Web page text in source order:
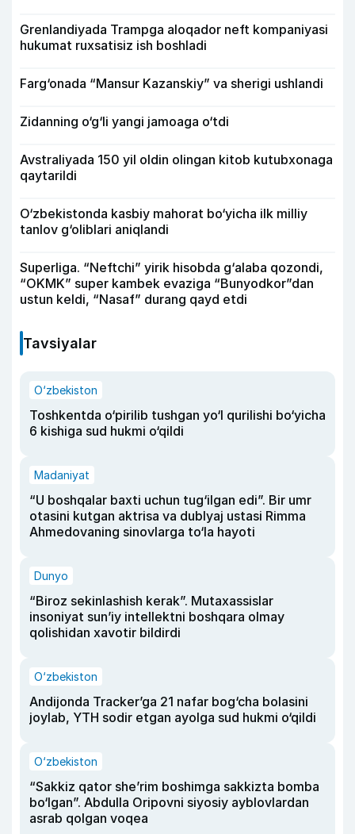
Grenlandiyada Trampga aloqador neft kompaniyasi
hukumat ruxsatisiz ish boshladi
Farg‘onada “Mansur Kazanskiy” va sherigi ushlandi
Zidanning o‘g‘li yangi jamoaga o‘tdi
Avstraliyada 150 yil oldin olingan kitob kutubxonaga
qaytarildi
O‘zbekistonda kasbiy mahorat bo‘yicha ilk milliy
tanlov g‘oliblari aniqlandi
Superliga. “Neftchi” yirik hisobda g‘alaba qozondi,
“OKMK” super kambek evaziga “Bunyodkor”dan
ustun keldi, “Nasaf” durang qayd etdi
Tavsiyalar
O‘zbekiston
Toshkentda o‘pirilib tushgan yo‘l qurilishi bo‘yicha
6 kishiga sud hukmi o‘qildi
Madaniyat
“U boshqalar baxti uchun tug‘ilgan edi”. Bir umr
otasini kutgan aktrisa va dublyaj ustasi Rimma
Ahmedovaning sinovlarga to‘la hayoti
Dunyo
“Biroz sekinlashish kerak”. Mutaxassislar
insoniyat sun’iy intellektni boshqara olmay
qolishidan xavotir bildirdi
O‘zbekiston
Andijonda Tracker’ga 21 nafar bog‘cha bolasini
joylab, YTH sodir etgan ayolga sud hukmi o‘qildi
O‘zbekiston
“Sakkiz qator she’rim boshimga sakkizta bomba
bo‘lgan”. Abdulla Oripovni siyosiy ayblovlardan
asrab qolgan voqea